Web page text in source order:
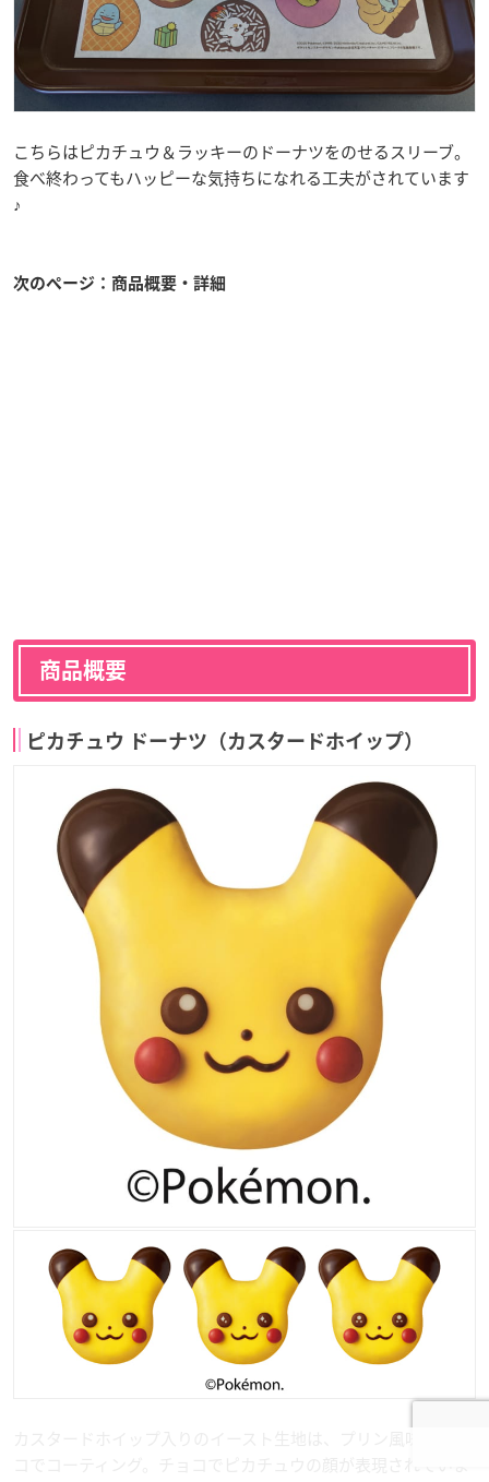
こちらはピカチュウ＆ラッキーのドーナツをのせるスリーブ。
食べ終わってもハッピーな気持ちになれる工夫がされています
♪
次のページ：商品概要・詳細
商品概要
ピカチュウ ドーナツ（カスタードホイップ）